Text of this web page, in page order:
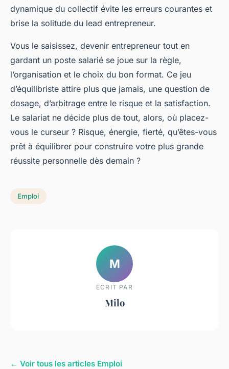
dynamique du collectif évite les erreurs courantes et
brise la solitude du lead entrepreneur.
Vous le saisissez, devenir entrepreneur tout en
gardant un poste salarié se joue sur la règle,
l’organisation et le choix du bon format. Ce jeu
d’équilibriste attire plus que jamais, une question de
dosage, d’arbitrage entre le risque et la satisfaction.
Le salariat ne décide plus de tout, alors, où placez-
vous le curseur ? Risque, énergie, fierté, qu’êtes-vous
prêt à équilibrer pour construire votre plus grande
réussite personnelle dès demain ?
Emploi
M
ECRIT PAR
Milo
← Voir tous les articles Emploi